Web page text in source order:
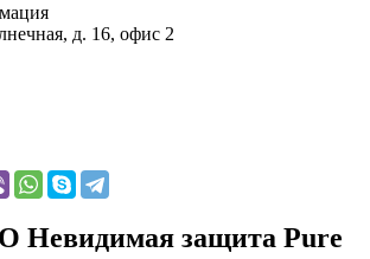
д. 16, офис 2
Невидимая защита Pure